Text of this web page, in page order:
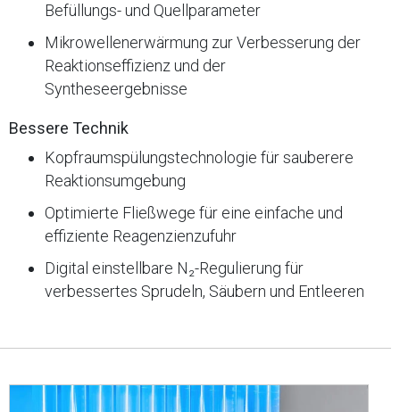
Befüllungs- und Quellparameter
Mikrowellenerwärmung zur Verbesserung der
Reaktionseffizienz und der
Syntheseergebnisse
Bessere Technik
Kopfraumspülungstechnologie für sauberere
Reaktionsumgebung
Optimierte Fließwege für eine einfache und
effiziente Reagenzienzufuhr
Digital einstellbare N₂-Regulierung für
verbessertes Sprudeln, Säubern und Entleeren